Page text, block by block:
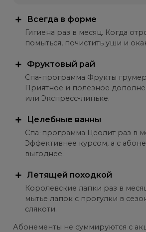
Всегда в форме
Гигиена раз в месяц. Когда
помыться, почистить уши и
Фруктовый рай
Спа-программа Фрукты
Приятное и полезное
или Экспресс-линьке.
Целебные ванны
Спа-программа Цеолит раз в
Эффективнее курсом, а с
выгоднее.
Летящей походкой
Королевские лапки раз в
мытье лапок с прогулки в
слякоти.
Абонементы не суммируются с